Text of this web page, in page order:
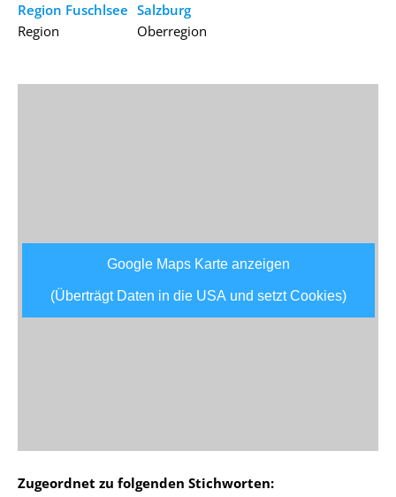
Region Fuschlsee
Region
Salzburg
Oberregion
Google Maps Karte anzeigen
(Überträgt Daten in die USA und setzt Cookies)
Zugeordnet zu folgenden Stichworten: